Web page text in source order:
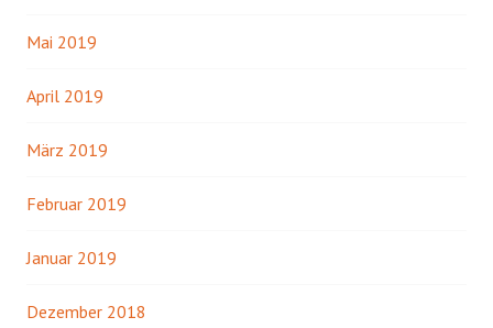
Mai 2019
April 2019
März 2019
Februar 2019
Januar 2019
Dezember 2018